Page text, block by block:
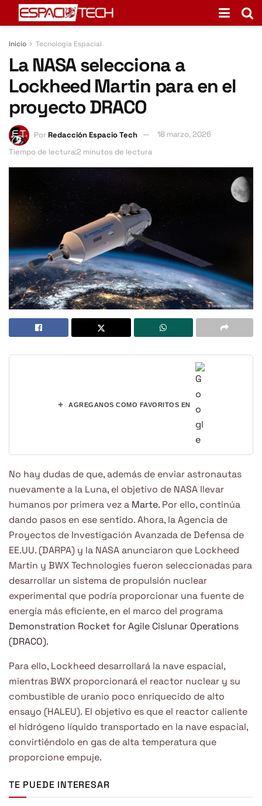
Inicio Tecnología Espacial
La NASA selecciona a
Lockheed Martin para en el
proyecto DRACO
PorRedacción Espacio Tech
18 marzo, 2026
Tiempo de lectura:2 minutos de lectura
+ AGREGANOS COMO FAVORITOS EN
No hay dudas de que, además de enviar astronautas
nuevamente a la Luna, el objetivo de NASA llevar
humanos por primera vez a Marte. Por ello, continúa
dando pasos en ese sentido. Ahora, la Agencia de
Proyectos de Investigación Avanzada de Defensa de
EE.UU. (DARPA) y la NASA anunciaron que Lockheed
Martin y BWX Technologies fueron seleccionadas para
desarrollar un sistema de propulsión nuclear
experimental que podría proporcionar una fuente de
energía más eficiente, en el marco del programa
Demonstration Rocket for Agile Cislunar Operations
(DRACO).
Para ello, Lockheed desarrollará la nave espacial,
mientras BWX proporcionará el reactor nuclear y su
combustible de uranio poco enriquecido de alto
ensayo (HALEU). El objetivo es que el reactor caliente
el hidrógeno líquido transportado en la nave espacial,
convirtiéndolo en gas de alta temperatura que
proporcione empuje.
TE PUEDE INTERESAR